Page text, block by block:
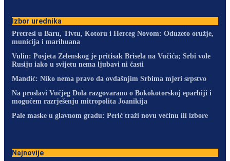
Izbor urednika
Pretresi u Baru, Tivtu, Kotoru i Herceg Novom: Oduzeto oružje,
municija i marihuana
Vulin: Posjeta Zelenskog je pritisak Brisela na Vučića; Srbi vole
Rusiju iako u svijetu nema ljubavi ni časti
Mandić: Niko nema pravo da ovdašnjim Srbima mjeri srpstvo
Na proslavi Vučjeg Dola razgovarano o Bokokotorskoj eparhiji i
mogućem razrješenju mitropolita Joanikija
Pale maske u glavnom gradu: Perić traži novu većinu ili izbore
Najnovije